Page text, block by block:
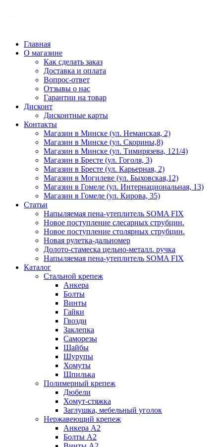
Главная
О магазине
Как сделать заказ
Доставка и оплата
Вопрос-ответ
Отзывы о нас
Гарантии на товар
Дисконт
Дисконтные карты
Контакты
Магазин в Минске (ул. Неманская, 2)
Магазин в Минске (ул. Скорины,8)
Магазин в Минске (ул. Тимирязева, 121/4)
Магазин в Бресте (ул. Гоголя, 3)
Магазин в Бресте (ул. Карьерная, 2)
Магазин в Могилеве (ул. Быховская,12)
Магазин в Гомеле (ул. Интернациональная, 13)
Магазин в Гомеле (ул. Кирова, 35)
Статьи
Напыляемая пена-утеплитель SOMA FIX
Новое поступление слесарных струбцин.
Новое поступление столярных струбцин.
Новая рулетка-дальномер
Долото-стамеска цельно-металл. ручка
Напыляемая пена-утеплитель SOMA FIX
Каталог
Стальной крепеж
Анкера
Болты
Винты
Гайки
Гвозди
Заклепка
Саморезы
Шайбы
Шурупы
Хомуты
Шпилька
Полимерный крепеж
Дюбели
Хомут-стяжка
Заглушка, мебельный уголок
Нержавеющий крепеж
Анкера А2
Болты А2